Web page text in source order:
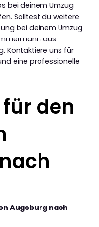
bei deinem Umzug
Solltest du weitere
bei deinem Umzug
aus
Kontaktiere uns für
eine professionelle
den
Augsburg nach